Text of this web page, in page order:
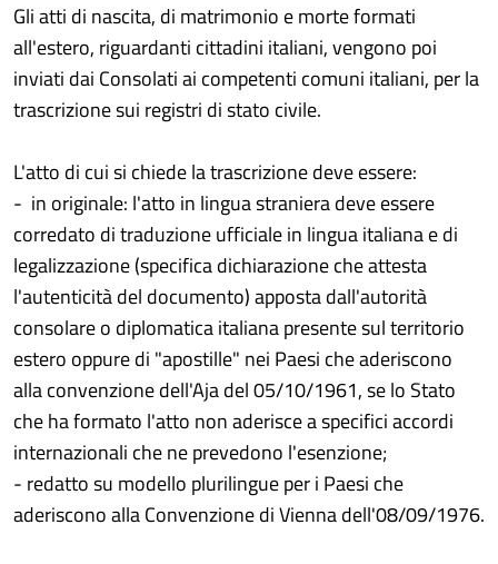
Gli atti di nascita, di matrimonio e morte formati
all'estero, riguardanti cittadini italiani, vengono poi
inviati dai Consolati ai competenti comuni italiani, per la
trascrizione sui registri di stato civile.
L'atto di cui si chiede la trascrizione deve essere:
- in originale: l'atto in lingua straniera deve essere
corredato di traduzione ufficiale in lingua italiana e di
legalizzazione (specifica dichiarazione che attesta
l'autenticità del documento) apposta dall'autorità
consolare o diplomatica italiana presente sul territorio
estero oppure di "apostille" nei Paesi che aderiscono
alla convenzione dell'Aja del 05/10/1961, se lo Stato
che ha formato l'atto non aderisce a specifici accordi
internazionali che ne prevedono l'esenzione;
- redatto su modello plurilingue per i Paesi che
aderiscono alla Convenzione di Vienna dell'08/09/1976.